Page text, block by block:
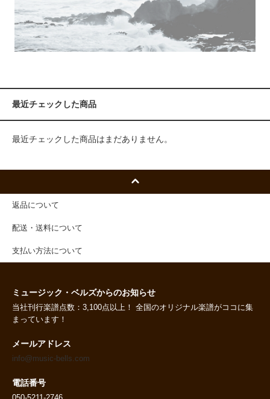
最近チェックした商品
最近チェックした商品はまだありません。
返品について
配送・送料について
支払い方法について
ミュージック・ベルズからのお知らせ
当社刊行楽譜点数：3,100点以上！ 全国のオリジナル楽譜がココに集
まっています！
メールアドレス
info@music-bells.com
電話番号